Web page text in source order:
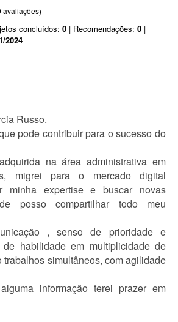
avaliações)
concluídos: 0 | Recomendações: 0 |
2024
Russo.
pode contribuir para o sucesso do
na área administrativa em
migrei para o mercado digital
minha expertise e buscar novas
posso compartilhar todo meu
, senso de prioridade e
habilidade em multiplicidade de
trabalhos simultâneos, com agilidade
informação terei prazer em